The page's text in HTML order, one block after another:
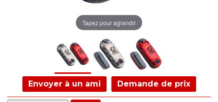
Tapez pour agrandir
Envoyer à un ami Demande de prix